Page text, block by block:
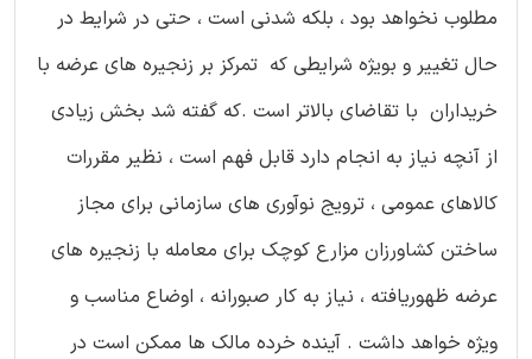
مطلوب نخواهد بود ، بلكه شدنی است ، حتی در شرایط در
حال تغییر و بویژه شرایطی كه تمركز بر زنجیره های عرضه با
خریداران با تقاضای بالاتر است .كه گفته شد بخش زیادی
از آنچه نیاز به انجام دارد قابل فهم است ، نظیر مقررات
كالاهای عمومی ، ترویج نوآوری های سازمانی برای مجاز
ساختن كشاورزان مزارع كوچك برای معامله با زنجیره های
عرضه ظهوریافته ، نیاز به كار صبورانه ، اوضاع مناسب و
ویژه خواهد داشت . آینده خرده مالك ها ممكن است در